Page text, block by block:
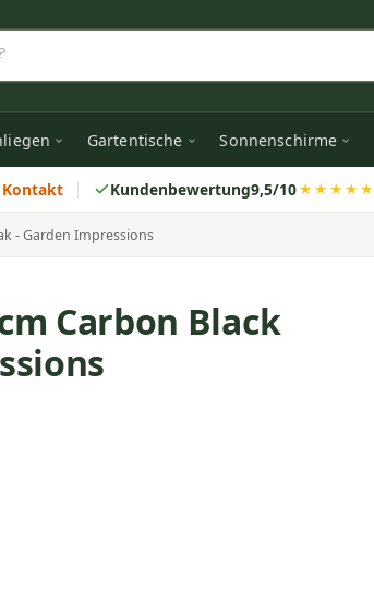
Gartentische Sonnenschirme
Kundenbewertung9,5/10★★★★★
- Garden Impressions
Carbon Black